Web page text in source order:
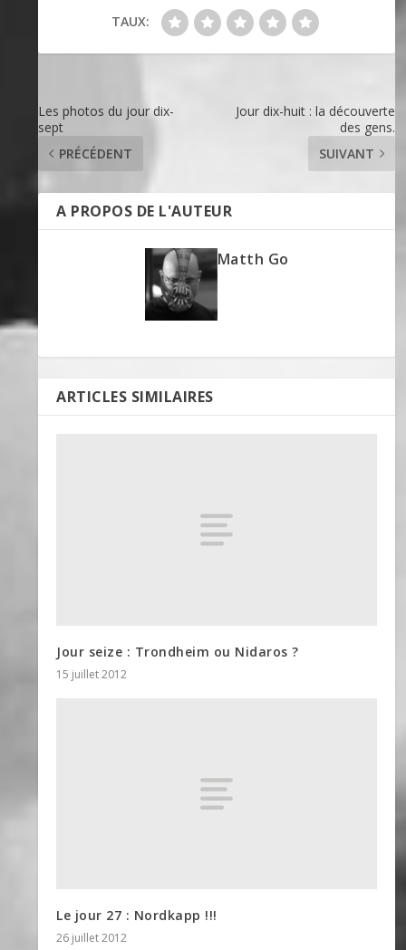
TAUX:
Les photos du jour dix-
sept
PRÉCÉDENT
Jour dix-huit : la découverte
des gens.
SUIVANT
A PROPOS DE L'AUTEUR
Matth Go
ARTICLES SIMILAIRES
Jour seize : Trondheim ou Nidaros ?
15 juillet 2012
Le jour 27 : Nordkapp !!!
26 juillet 2012